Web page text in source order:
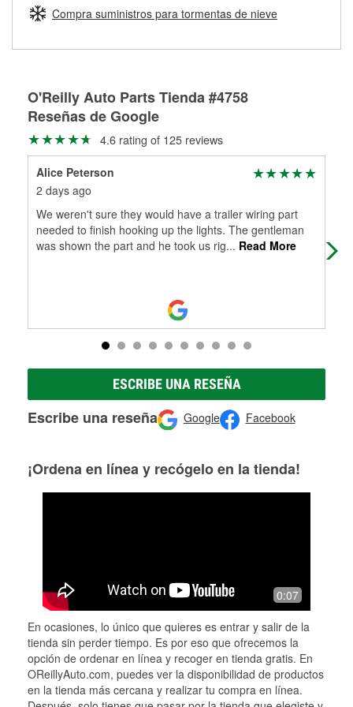
Más información sobre el Programa de Préstamo de
medirán tus tambores o discos para determinar si pueden
ser rectificados con seguridad. Si tus tambores o discos no
partes de reemplazo correctas para tu reparación.
Compra suministros para tormentas de nieve
O'Reilly Auto Parts Tienda #4758
Reseñas de Google
4.6 rating of 125 reviews
Alice Peterson
2 days ago
We weren't sure they would have a trailer wiring part
needed to finish hooking up the lights. The gentleman
was shown the part and he took us rig... Read More
ESCRIBE UNA RESEÑA
Escribe una reseña Google Facebook
¡Ordena en línea y recógelo en la tienda!
0:07
En ocasiones, lo único que quieres es entrar y salir de la
tienda sin perder tiempo. Es por eso que ofrecemos la
opción de ordenar en línea y recoger en tienda gratis. En
OReillyAuto.com, puedes ver la disponibilidad de productos
en la tienda más cercana y realizar tu compra en línea.